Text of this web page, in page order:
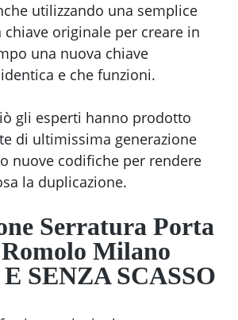
utilizzando una semplice
originale per creare in
una nuova chiave
e che funzioni.
gli esperti hanno prodotto
di ultimissima generazione
nuove codifiche per rendere
la duplicazione.
Serratura Porta
Milano
SENZA SCASSO